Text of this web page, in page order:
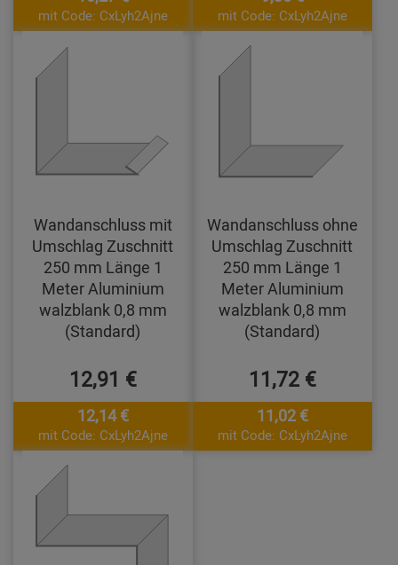
mit Code: CxLyh2Ajne mit Code: CxLyh2Ajne
Wandanschluss mit
Umschlag Zuschnitt
250 mm Länge 1
Meter Aluminium
walzblank 0,8 mm
(Standard)
12,91 €
12,14 €
mit Code: CxLyh2Ajne
Wandanschluss ohne
Umschlag Zuschnitt
250 mm Länge 1
Meter Aluminium
walzblank 0,8 mm
(Standard)
11,72 €
11,02 €
mit Code: CxLyh2Ajne